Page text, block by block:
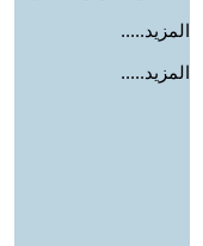
المزيد.....
المزيد.....